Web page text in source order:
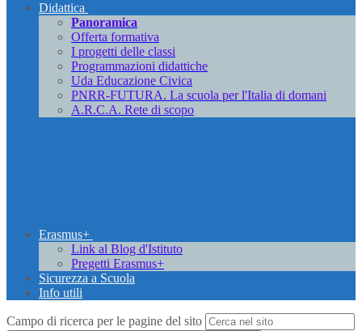
Didattica
Panoramica
Offerta formativa
I progetti delle classi
Programmazioni didattiche
Uda Educazione Civica
PNRR-FUTURA. La scuola per l'Italia di domani
A.R.C.A. Rete di scopo
Erasmus+
Link al Blog d'Istituto
Pregetti Erasmus+
Sicurezza a Scuola
Info utili
Campo di ricerca per le pagine del sito